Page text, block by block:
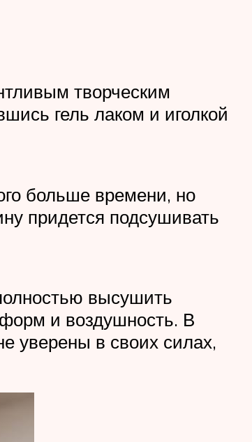
творческим
гель лаком и иголкой
больше времени, но
придется подсушивать
высушить
и воздушность. В
уверены в своих силах,